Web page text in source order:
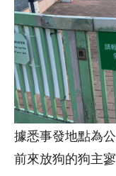
據悉事發地點為
前來放狗的狗主寥